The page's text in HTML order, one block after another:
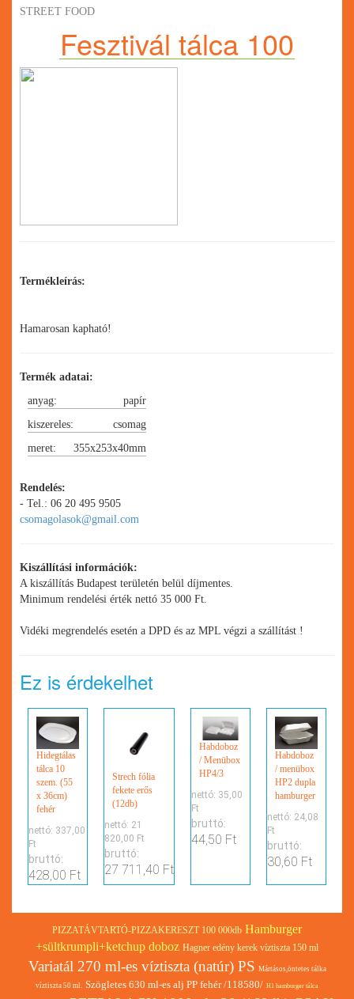
STREET FOOD
Fesztivál tálca 100
Termékleírás:
Hamarosan kapható!
Termék adatai:
anyag:
papír
kiszereles:
csomag
meret:
355x253x40mm
Rendelés:
- Tel.: 06 20 495 9505
csomagolasok@gmail.com
Kiszállítási információk:
A kiszállítás Budapest területén belül díjmentes.
Minimum rendelési érték nettó 35 000 Ft.
Vidéki megrendelés esetén a DPD és az MPL végzi a szállítást !
Ez is érdekelhet
Hidegtálas
tálca 10
szem. (55
x 36cm)
fehér
nettó: 337,00
Ft
bruttó:
428,00 Ft
Strech fólia
fekete erős
(12db)
nettó: 21
820,00 Ft
bruttó:
27 711,40 Ft
Habdoboz
/ Menübox
HP4/3
nettó: 35,00
Ft
bruttó:
44,50 Ft
Habdoboz
/ menübox
HP2 dupla
hamburger
nettó: 24,08
Ft
bruttó:
30,60 Ft
PIZZATÁVTARTÓ-PIZZAKERESZT 100 000db Hamburger
+sültkrumpli+ketchup doboz Hagner edény kerek víztiszta 150 ml
Variatál 270 ml-es víztiszta (natúr) PS Mártásos,öntetes tálka
víztiszta 50 ml. Szögletes 630 ml-es alj PP fehér /118580/ H1 hamburger tálca